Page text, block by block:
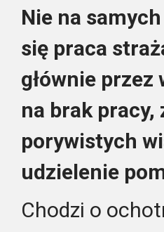
Nie na
się praca
głównie
na brak
porywistych
udzielenie
Chodzi o